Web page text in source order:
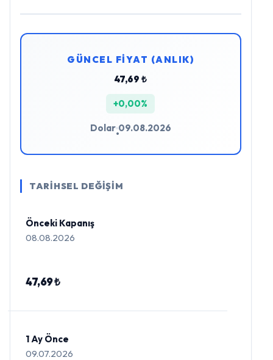
GÜNCEL FİYAT (ANLIK)
47,69 ₺
+0,00%
Dolar
•
09.08.2026
TARİHSEL DEĞİŞİM
Önceki Kapanış
08.08.2026
47,69 ₺
1 Ay Önce
09.07.2026